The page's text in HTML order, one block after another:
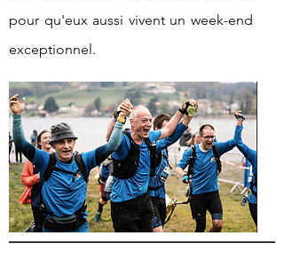
pour qu'eux aussi vivent un week-end
exceptionnel.